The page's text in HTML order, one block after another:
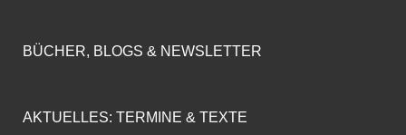
BÜCHER, BLOGS & NEWSLETTER
AKTUELLES: TERMINE & TEXTE